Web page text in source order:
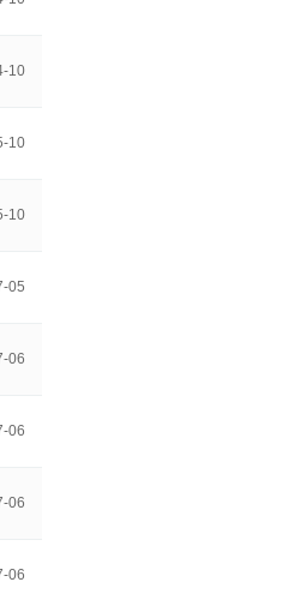
10
10
10
05
06
06
06
06